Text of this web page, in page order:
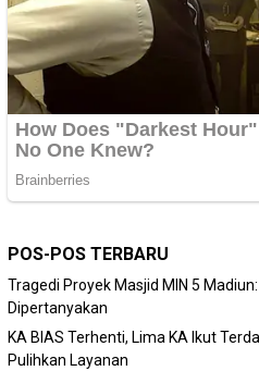
POS-POS TERBARU
Tragedi Proyek Masjid MIN 5
Dipertanyakan
KA BIAS Terhenti, Lima KA Ikut
Pulihkan Layanan